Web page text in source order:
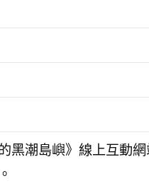
黑潮島嶼》線上互動